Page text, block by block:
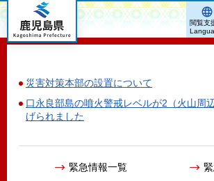
鹿児島県
災害対策本部の設置について
口永良部島の噴火警戒レベルが2（火山周
げられました
緊急情報一覧
閲覧支